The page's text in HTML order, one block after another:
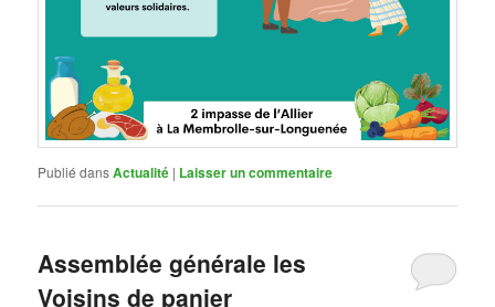
Publié dansActualité | Laisser un commentaire
Assemblée générale les
Voisins de panier